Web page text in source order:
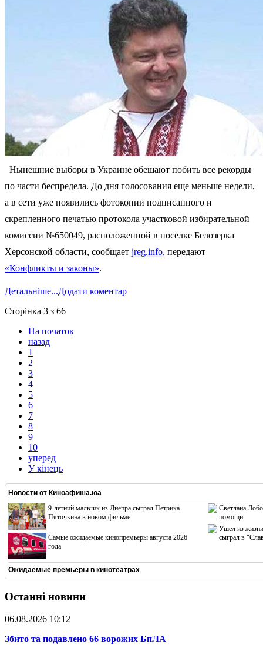
Нынешние выборы в Украине обещают побить все рекорды
по части беспредела. До дня голосования еще меньше недели,
а в сети уже появились фотокопии подписанного и
скрепленного печатью протокола участковой избирательной
комиссии №650049, расположенной в поселке Белозерка
Херсонской области, сообщает jreg.info, передают
«Конфликты и законы».
Детальніше...Додати коментар
Сторінка 3 з 66
На початок
назад
1
2
3
4
5
6
7
8
9
10
уперед
У кінець
Новости от Киноафиша.юа
9-летний мальчик из Днепра сыграл Петрика
Пяточкина в новом фильме
Cамые ожидаемые кинопремьеры августа 2026
года
Светлана
помощи
Ушел из жизни
сыграл в
Ожидаемые премьеры в кинотеатрах
Останні новини
06.08.2026 10:12
​Збито та подавлено 66 ворожих БпЛА